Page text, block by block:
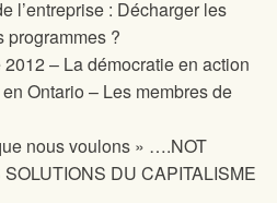
l’entreprise : Décharger les
programmes ?
– La démocratie en action
Ontario – Les membres de
nous voulons » ….NOT
DU CAPITALISME